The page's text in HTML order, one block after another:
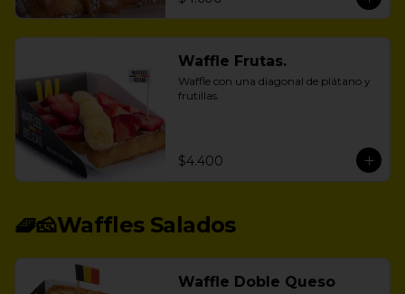
Waffle Frutas.
Waffle con una diagonal de plátano y
frutillas.
$4.400
🧇🧀Waffles Salados
Waffle Doble Queso